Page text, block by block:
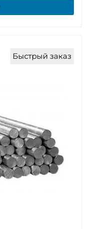
Быстрый заказ